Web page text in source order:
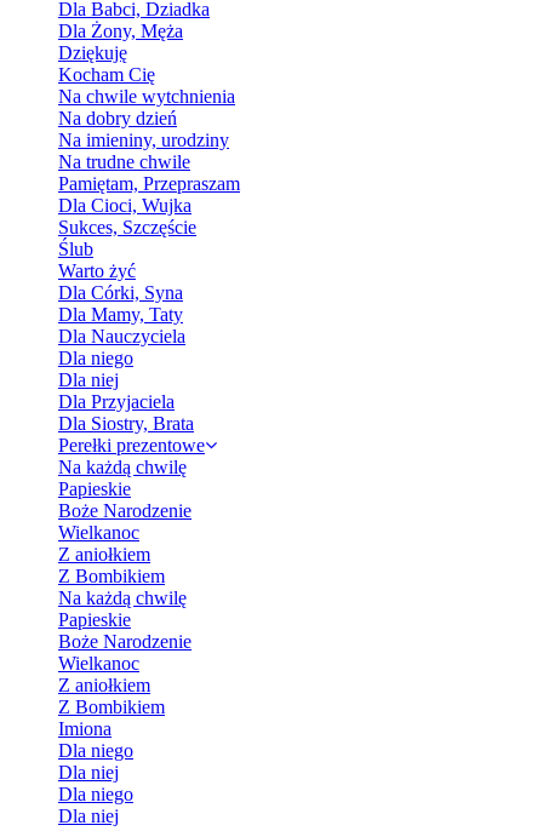
Dla Babci, Dziadka
Dla Żony, Męża
Dziękuję
Kocham Cię
Na chwile wytchnienia
Na dobry dzień
Na imieniny, urodziny
Na trudne chwile
Pamiętam, Przepraszam
Dla Cioci, Wujka
Sukces, Szczęście
Ślub
Warto żyć
Dla Córki, Syna
Dla Mamy, Taty
Dla Nauczyciela
Dla niego
Dla niej
Dla Przyjaciela
Dla Siostry, Brata
Perełki prezentowe
Na każdą chwilę
Papieskie
Boże Narodzenie
Wielkanoc
Z aniołkiem
Z Bombikiem
Na każdą chwilę
Papieskie
Boże Narodzenie
Wielkanoc
Z aniołkiem
Z Bombikiem
Imiona
Dla niego
Dla niej
Dla niego
Dla niej